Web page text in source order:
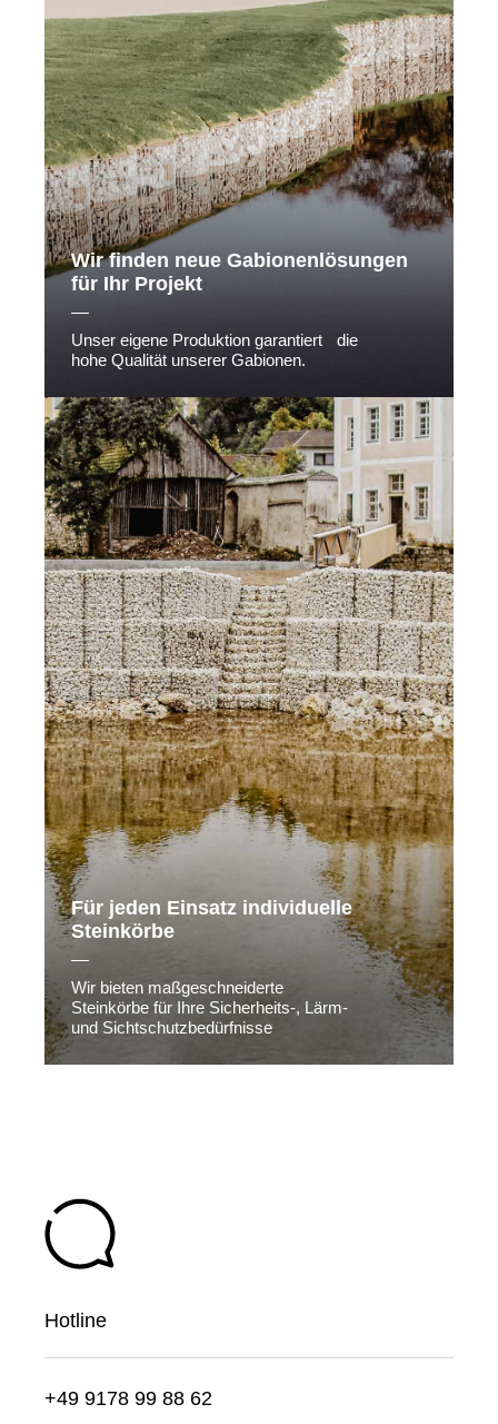
Wir finden neue Gabionenlösungen
für Ihr Projekt
Unser eigene Produktion garantiert die
hohe Qualität unserer Gabionen.
Für jeden Einsatz individuelle
Steinkörbe
Wir bieten maßgeschneiderte
Steinkörbe für Ihre Sicherheits-, Lärm-
und Sichtschutzbedürfnisse
Hotline
+49 9178 99 88 62